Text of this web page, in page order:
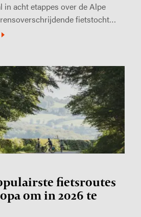
in acht etappes over de Alpe
fietstocht…
fietsroutes
om in 2026 te